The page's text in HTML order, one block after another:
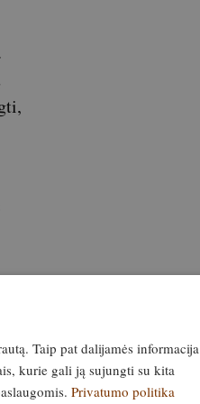
Taip pat dalijamės informacija
kurie gali ją sujungti su kita
Privatumo politika